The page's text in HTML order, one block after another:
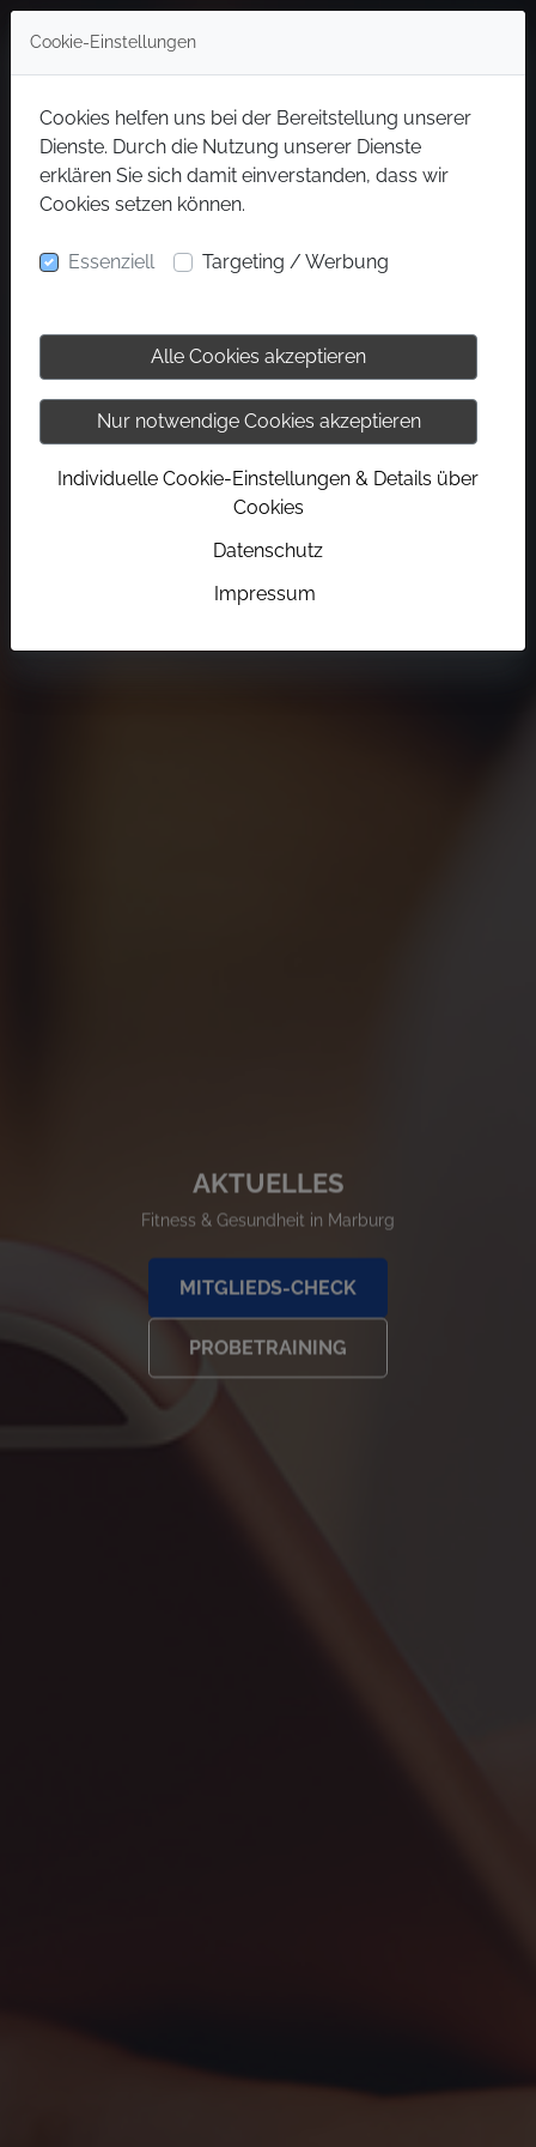
AKTUELLES
Fitness & Gesundheit in Marburg
MITGLIEDS-CHECK
PROBETRAINING
Cookie-Einstellungen
Cookies helfen uns bei der Bereitstellung unserer
Dienste. Durch die Nutzung unserer Dienste
erklären Sie sich damit einverstanden, dass wir
Cookies setzen können.
Essenziell Targeting / Werbung
Alle Cookies akzeptieren
Nur notwendige Cookies akzeptieren
Individuelle Cookie-Einstellungen & Details über
Cookies
Datenschutz
Impressum